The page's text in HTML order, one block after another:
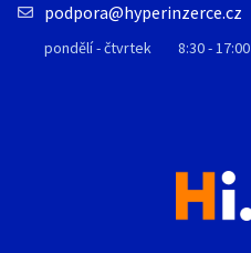
podpora@hyperinzerce.cz
pondělí - čtvrtek 8:30 - 17:00